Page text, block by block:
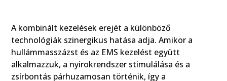
A kombinált kezelések erejét a különböző
technológiák szinergikus hatása adja. Amikor a
hullámmasszázst és az EMS kezelést együtt
alkalmazzuk, a nyirokrendszer stimulálása és a
zsírbontás párhuzamosan történik, így a